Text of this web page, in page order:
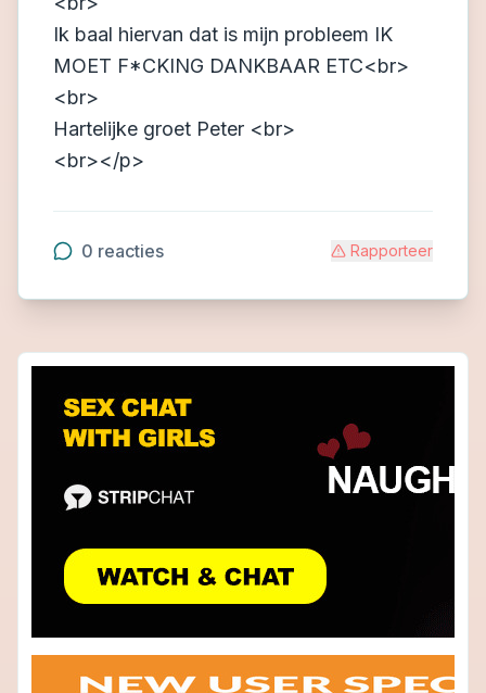
Ik baal hiervan dat is mijn probleem IK
MOET F*CKING DANKBAAR ETC<br>
<br>
Hartelijke groet Peter <br>
<br></p>
0 reacties Rapporteer